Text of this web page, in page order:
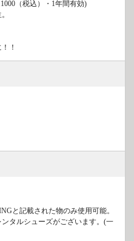
（税込）・1年間有効)
！
と記載された物のみ使用可能。
タルシューズがございます。(一